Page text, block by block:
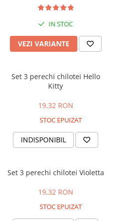
IN STOC
VEZI VARIANTE
Set 3 perechi chilotei Hello
Kitty
19,32 RON
STOC EPUIZAT
INDISPONIBIL
Set 3 perechi chilotei Violetta
19,32 RON
STOC EPUIZAT